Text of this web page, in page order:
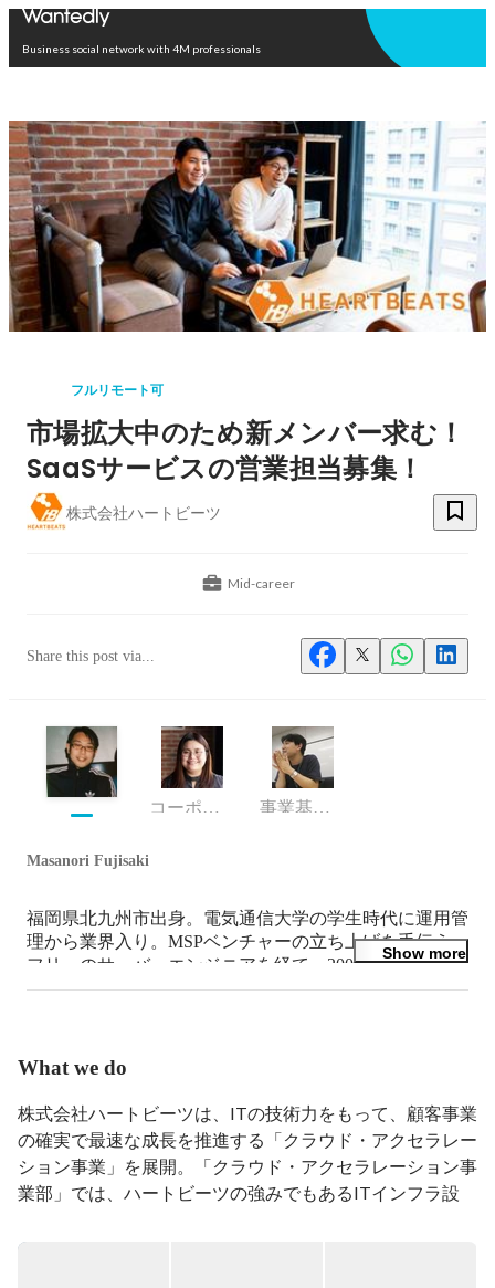
Business social network with 4M professionals
フルリモート可
市場拡大中のため新メンバー求む！
SaaSサービスの営業担当募集！
株式会社ハートビーツ
Mid-career
Share this post via...
コーポレート部 採用広報チーム 事業基盤グループ、CISO
Masanori Fujisaki
福岡県北九州市出身。電気通信大学の学生時代に運用管
理から業界入り。MSPベンチャーの立ち上げを手伝う。
フリーのサーバーエンジニアを経て、2005年に株式会社
ハートビーツ設立し、代表取締役に就任。現在に至る。
Show more
What we do
株式会社ハートビーツは、ITの技術力をもって、顧客事業
の確実で最速な成長を推進する「クラウド・アクセラレー
ション事業」を展開。「クラウド・アクセラレーション事
業部」では、ハートビーツの強みでもあるITインフラ設
技術の更なる推進とお客様の事業発展を見据え、企画、ア